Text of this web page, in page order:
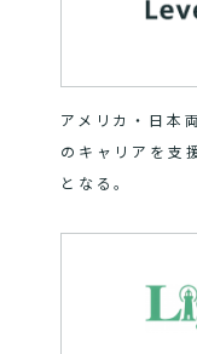
アメリカ・日本
のキャリアを支
となる。